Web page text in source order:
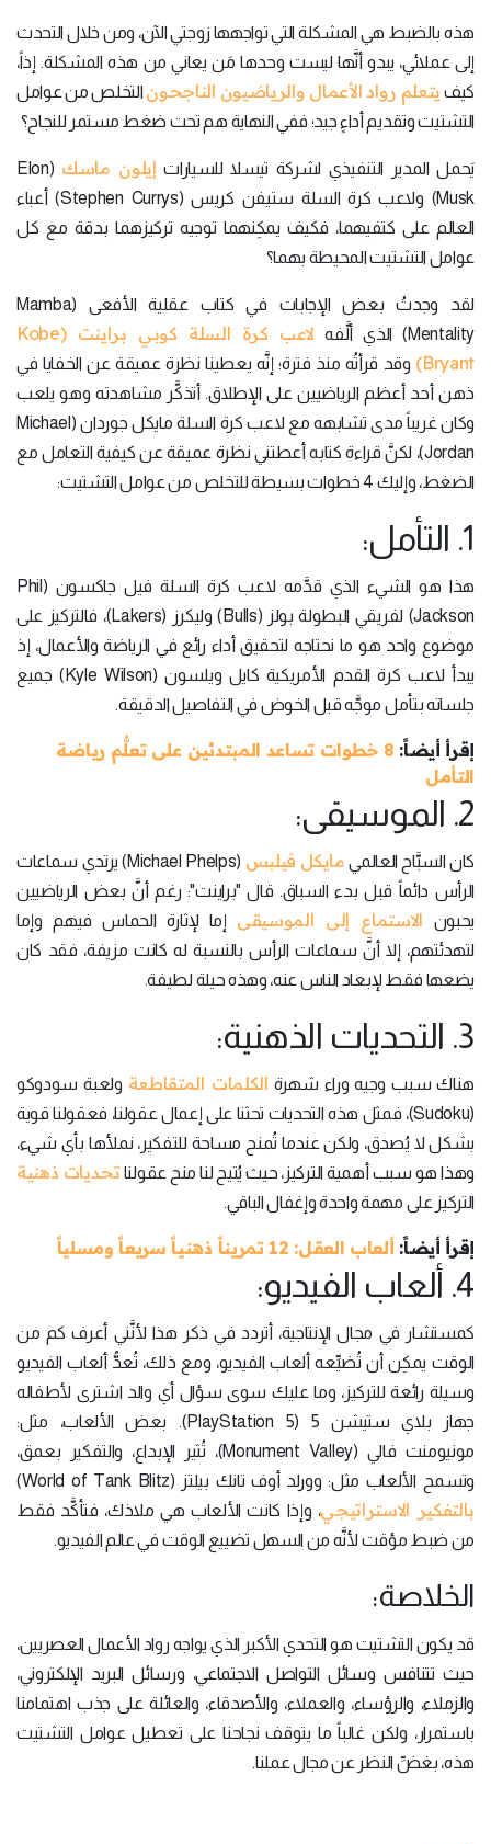
هذه بالضبط هي المشكلة التي تواجهها زوجتي الآن، ومن خلال التحدث
إلى عملائي، يبدو أنَّها ليست وحدها مَن يعاني من هذه المشكلة. إذاً،
كيف يتعلم رواد الأعمال والرياضيون الناجحون التخلص من عوامل
التشتيت وتقديم أداءٍ جيد؛ ففي النهاية هم تحت ضغط مستمر للنجاح؟
يَحمل المدير التنفيذي لشركة تيسلا للسيارات إيلون ماسك
(Elon
Musk) ولاعب كرة السلة ستيفن كريس (Stephen Currys) أعباء
العالم على كتفيهما، فكيف يمكِنهما توجيه تركيزهما بدقة مع كل
عوامل التشتيت المحيطة بهما؟
لقد وجدتُ بعض الإجابات في كتاب عقلية الأفعى (Mamba
Mentality) الذي ألَّفه
لاعب كرة السلة كوبي براينت (Kobe
Bryant)
وقد قرأتُه منذ فترة؛ إنَّه يعطينا نظرة عميقة عن الخفايا في
ذهن أحد أعظم الرياضيين على الإطلاق. أتذكَّر مشاهدته وهو يلعب
وكان غريباً مدى تشابهه مع لاعب كرة السلة مايكل جوردان (Michael
Jordan)، لكنَّ قراءة كتابه أعطتني نظرة عميقة عن كيفية التعامل مع
الضغط، وإليك 4 خطوات بسيطة للتخلص من عوامل التشتيت:
1. التأمل:
هذا هو الشيء الذي قدَّمه لاعب كرة السلة فيل جاكسون (Phil
Jackson) لفريقي البطولة بولز (Bulls) وليكرز (Lakers)، فالتركيز على
موضوع واحد هو ما نحتاجه لتحقيق أداء رائع في الرياضة والأعمال، إذ
يبدأ لاعب كرة القدم الأمريكية كايل ويلسون (Kyle Wilson) جميع
جلساته بتأمل موجَّه قبل الخوض في التفاصيل الدقيقة.
إقرأ أيضاً:
8 خطوات تساعد المبتدئين على تعلُّم رياضة
التأمل
2. الموسيقى:
كان السبَّاح العالمي مايكل فيلبس
(Michael Phelps) يرتدي سماعات
الرأس دائماً قبل بدء السباق. قال "براينت": رغم أنَّ بعض الرياضيين
يحبون الاستماع إلى الموسيقى إما لإثارة الحماس فيهم وإما
لتهدئتهم، إلا أنَّ سماعات الرأس بالنسبة له كانت مزيفة، فقد كان
يضعها فقط لإبعاد الناس عنه، وهذه حيلة لطيفة.
3. التحديات الذهنية:
هناك سبب وجيه وراء شهرة الكلمات المتقاطعة ولعبة سودوكو
(Sudoku)، فمثل هذه التحديات تحثنا على إعمال عقولنا، فعقولنا قوية
بشكل لا يُصدق، ولكن عندما تُمنح مساحة للتفكير، نملأها بأي شيء،
وهذا هو سبب أهمية التركيز، حيث يُتيح لنا منح عقولنا تحديات ذهنية
التركيز على مهمة واحدة وإغفال الباقي.
إقرأ أيضاً: ألعاب العقل: 12 تمريناً ذهنياً سريعاً ومسلياً
4. ألعاب الفيديو:
كمستشار في مجال الإنتاجية، أتردد في ذكر هذا لأنَّني أعرف كم من
الوقت يمكِن أن تُضيِّعه ألعاب الفيديو، ومع ذلك، تُعدُّ ألعاب الفيديو
وسيلة رائعة للتركيز، وما عليك سوى سؤال أي والد اشترى لأطفاله
جهاز بلاي ستيشن 5 (PlayStation 5). بعض الألعاب، مثل:
مونيومنت فالي (Monument Valley)، تُثير الإبداع، والتفكير بعمق،
وتسمح الألعاب مثل: وورلد أوف تانك بيلتز (World of Tank Blitz)
بالتفكير الاستراتيجي، وإذا كانت الألعاب هي ملاذك، فتأكَّد فقط
من ضبط مؤقت لأنَّه من السهل تضييع الوقت في عالم الفيديو.
الخلاصة:
قد يكون التشتيت هو التحدي الأكبر الذي يواجه رواد الأعمال العصريين،
حيث تتنافس وسائل التواصل الاجتماعي، ورسائل البريد الإلكتروني،
والزملاء، والرؤساء، والعملاء، والأصدقاء، والعائلة على جذب اهتمامنا
باستمرار، ولكن غالباً ما يتوقف نجاحنا على تعطيل عوامل التشتيت
هذه، بغضِّ النظر عن مجال عملنا.